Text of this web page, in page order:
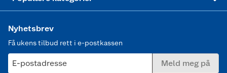
Pedal
Nyhetsbrev
Få ukens tilbud rett i e-postkassen
E-postadresse Meld meg på